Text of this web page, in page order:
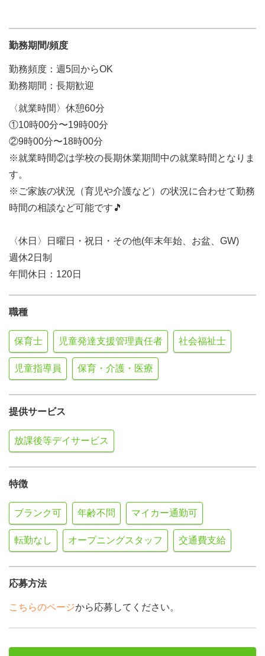
勤務期間/頻度
勤務頻度：週5回からOK
勤務期間：長期歓迎
〈就業時間〉休憩60分
①10時00分〜19時00分
②9時00分〜18時00分
※就業時間②は学校の長期休業期間中の就業時間となりま
す。
※ご家族の状況（育児や介護など）の状況に合わせて勤務
時間の相談など可能です🎵
〈休日〉日曜日・祝日・その他(年末年始、お盆、GW)
週休2日制
年間休日：120日
職種
保育士 児童発達支援管理責任者 社会福祉士
児童指導員 保育・介護・医療
提供サービス
放課後等デイサービス
特徴
ブランク可 年齢不問 マイカー通勤可
転勤なし オープニングスタッフ 交通費支給
応募方法
こちらのページから応募してください。